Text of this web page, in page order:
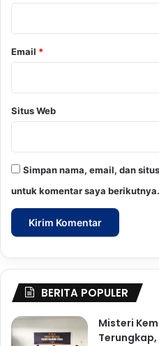
Email *
Situs Web
Simpan nama, email, dan
untuk komentar saya berikutnya.
BERITA POPULER
Misteri